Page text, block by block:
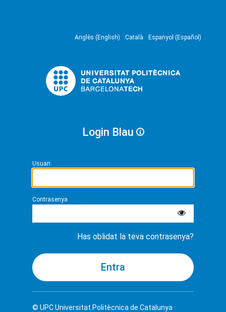
Anglès (English) Català Espanyol (Español)
Login Blau
Usuari
Contrasenya
Has oblidat la teva contrasenya?
© UPCUniversitat Politècnica de Catalunya ·